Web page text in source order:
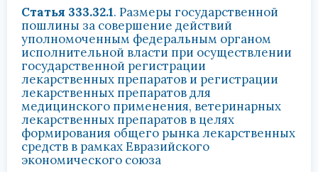
Статья 333.32.1. Размеры государственной
пошлины за совершение действий
уполномоченным федеральным органом
исполнительной власти при осуществлении
государственной регистрации
лекарственных препаратов и регистрации
лекарственных препаратов для
медицинского применения, ветеринарных
лекарственных препаратов в целях
формирования общего рынка лекарственных
средств в рамках Евразийского
экономического союза